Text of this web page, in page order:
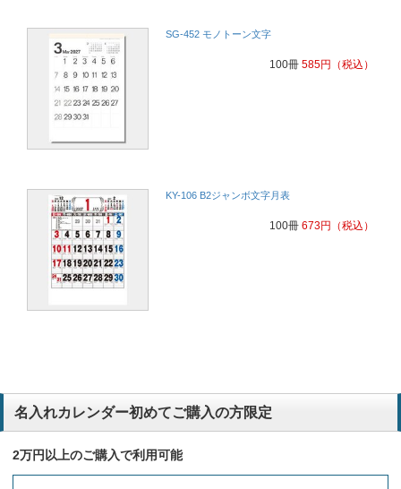
お客様より非常に評判が良い為、今年も注文させて頂きました。
消防設備業
簡単に注文ができて、安い。
使い勝手が非常に良いから
カレンダー印刷価格が高騰し、ネットで調べてお願いしてみようと思
いました。
建築
毎年好評で注文しています。
3か月ごとのカレンダーがほしかったカラフルで良いと思った
建設業
SG-452 モノトーン文字
100冊 585円 （税込）
KY-106 B2ジャンボ文字月表
100冊 673円 （税込）
名入れカレンダー初めてご購入の方限定
2万円以上のご購入で利用可能